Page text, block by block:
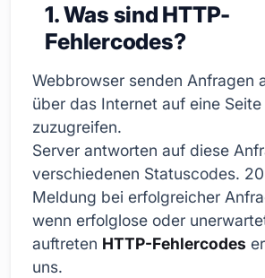
1. Was sind HTTP-
Fehlercodes?
Webbrowser senden Anfragen
über das Internet auf eine
zuzugreifen.
Server antworten auf diese
verschiedenen Statuscodes.
Meldung bei erfolgreicher
wenn erfolglose oder
auftreten HTTP-Fehlercodes
uns.